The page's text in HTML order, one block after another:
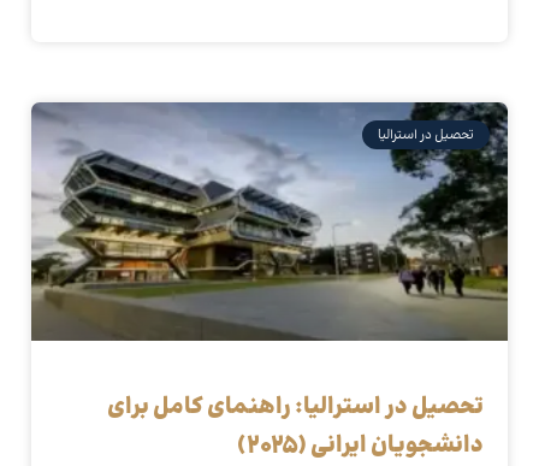
تحصیل در استرالیا
تحصیل در استرالیا: راهنمای کامل برای
دانشجویان ایرانی (2025)